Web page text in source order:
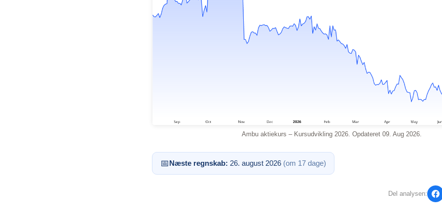
Ambu aktiekurs – Kursudvikling 2026. Opdateret 09. Aug 2026.
📅Næste regnskab: 26. august 2026 (om 17 dage)
Del analysen: